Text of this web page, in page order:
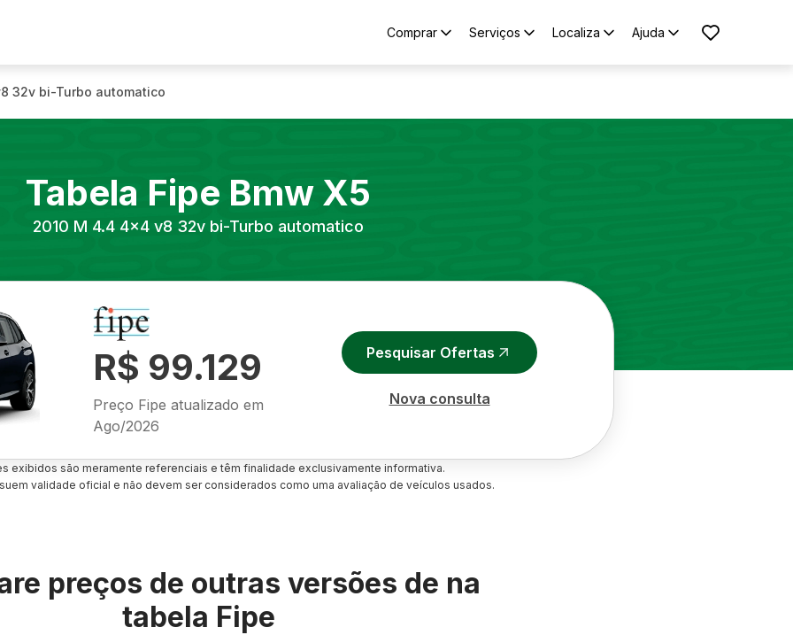
Comprar Serviços Localiza Ajuda
32v bi-Turbo automatico
Tabela Fipe Bmw X5
2010 M 4.4 4x4 v8 32v bi-Turbo automatico
R$ 99.129
Preço Fipe atualizado em
Ago/2026
Pesquisar Ofertas
Nova consulta
exibidos são meramente referenciais e têm finalidade exclusivamente informativa.
validade oficial e não devem ser considerados como uma avaliação de veículos usados.
preços de outras versões de na
tabela Fipe